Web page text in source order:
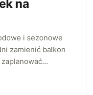
na
i sezonowe
zamienić balkon
jakie meble